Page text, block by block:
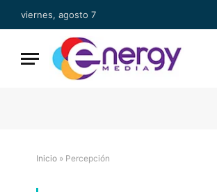
viernes, agosto 7
Inicio » Percepción